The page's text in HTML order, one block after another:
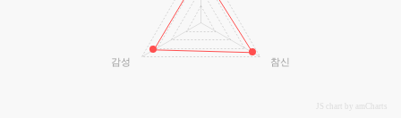
참신
감성
JS chart by amCharts